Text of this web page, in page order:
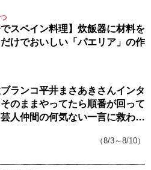
でスペイン料理】炊飯器に材料を
けでおいしい「パエリア」の作
ランコ平井まさあきさんインタ
のままやってたら順番が回って
人仲間の何気ない一言に救われ
（8/3～8/10）